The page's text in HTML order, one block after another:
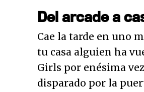
Del arcade a
Cae la tarde en uno
tu casa alguien ha
Girls por enésima
disparado por la